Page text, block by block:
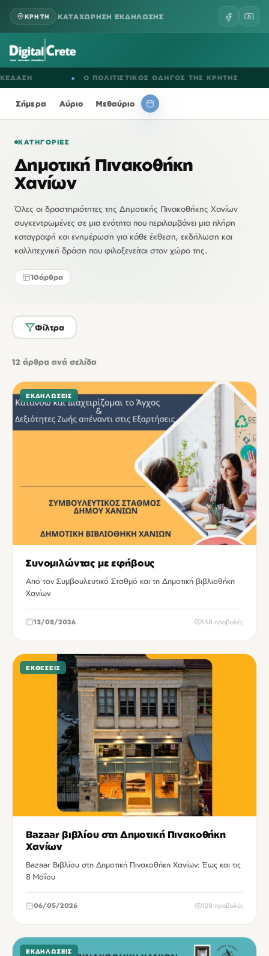
ΚΡΗΤΗ ΚΑΤΑΧΩΡΗΣΗ ΕΚΔΗΛΩΣΗΣ
Ο ΠΟΛΙΤΙΣΤΙΚΟΣ ΟΔΗΓΟΣ ΤΗΣ ΚΡΗΤΗΣ
Σήμερα Αύριο Μεθαύριο
ΚΑΤΗΓΟΡΊΕΣ
Δημοτική Πινακοθήκη
Χανίων
Όλες οι δραστηριότητες της Δημοτικής Πινακοθήκης Χανίων
συγκεντρωμένες σε μια ενότητα που περιλαμβάνει μια πλήρη
καταγραφή και ενημέρωση για κάθε έκθεση, εκδήλωση και
καλλιτεχνική δράση που φιλοξενείται στον χώρο της.
10άρθρα
Φίλτρα
12 άρθρα ανά σελίδα
ΕΚΔΗΛΏΣΕΙΣ
Συνομιλώντας με εφήβους
Από τον Συμβουλευτικό Σταθμό και τη Δημοτική βιβλιοθήκη
Χανίων
13/05/2026 138 προβολές
ΕΚΘΈΣΕΙΣ
Bazaar βιβλίου στη Δημοτική Πινακοθήκη
Χανίων
Bazaar Βιβλίου στη Δημοτική Πινακοθήκη Χανίων: Έως και τις
8 Μαΐου
06/05/2026 128 προβολές
ΕΚΔΗΛΏΣΕΙΣ